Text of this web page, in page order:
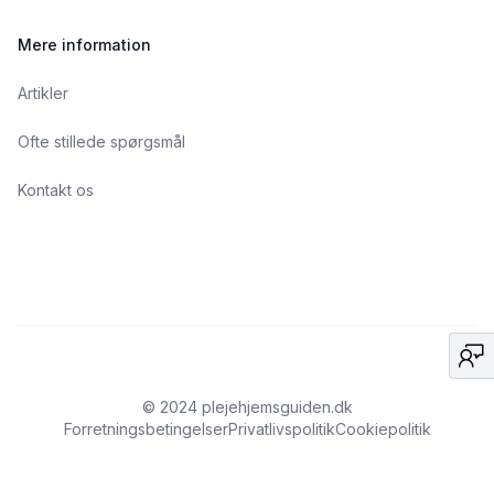
Mere information
Artikler
Ofte stillede spørgsmål
Kontakt os
© 2024 plejehjemsguiden.dk
ForretningsbetingelserPrivatlivspolitikCookiepolitik